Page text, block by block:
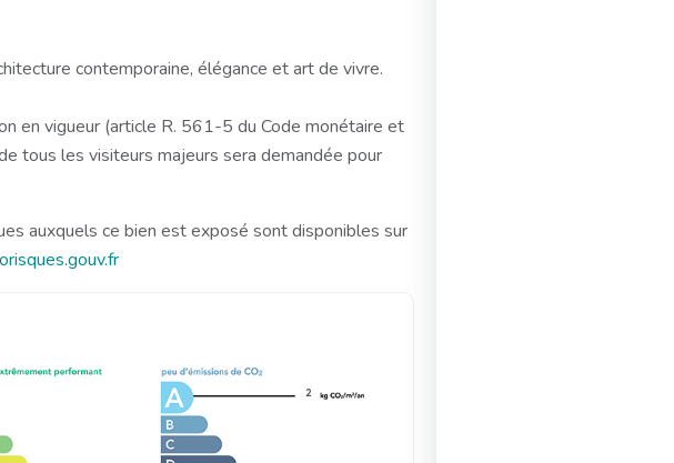
contemporaine, élégance et art de vivre.
en vigueur (article R. 561-5 du Code monétaire et
tous les visiteurs majeurs sera demandée pour
auxquels ce bien est exposé sont disponibles sur
2